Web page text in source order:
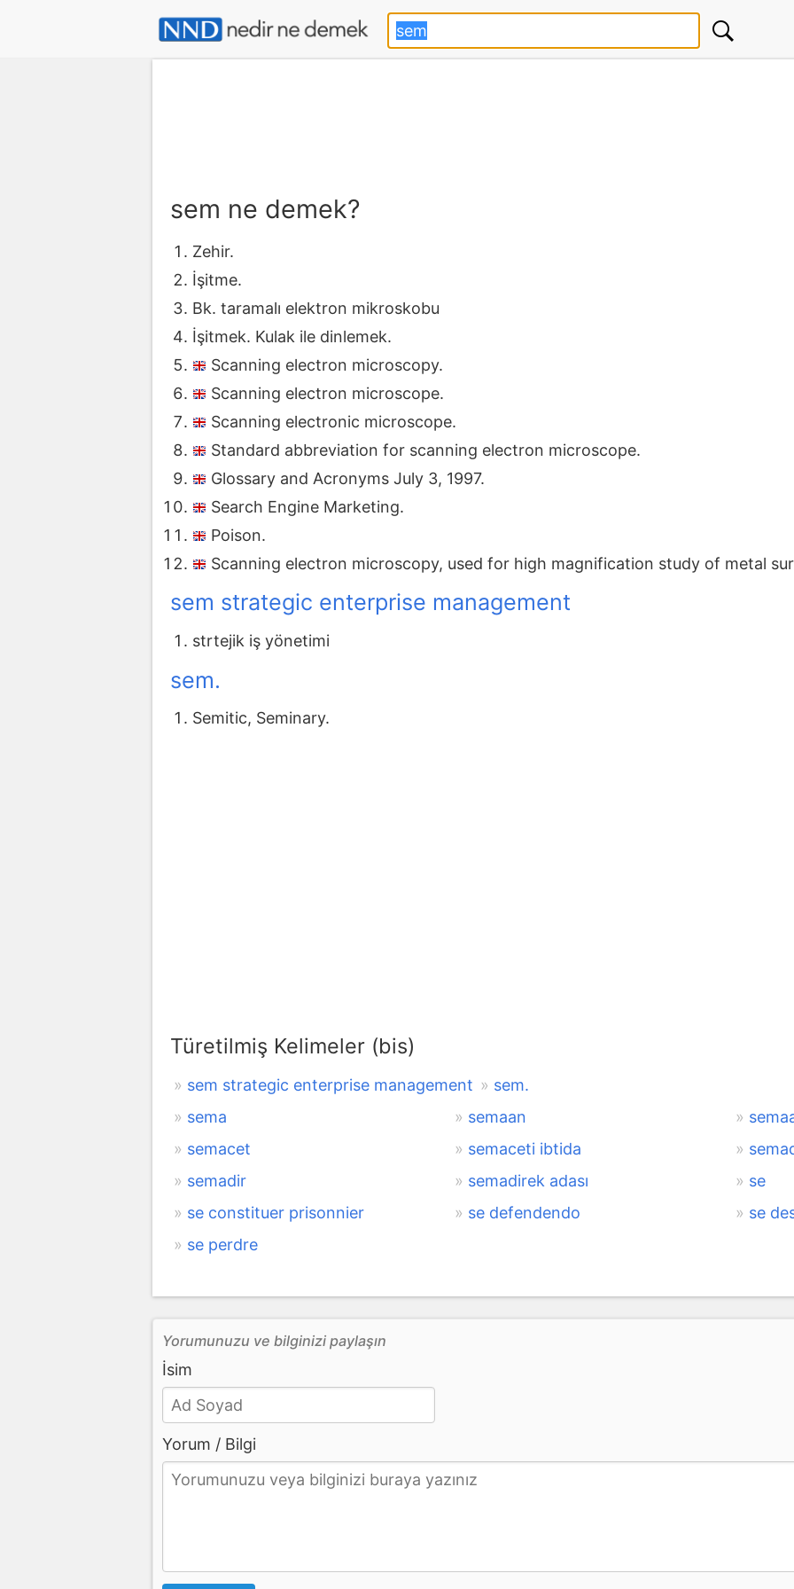
sem ne demek?
Zehir.
İşitme.
Bk. taramalı elektron mikroskobu
İşitmek. Kulak ile dinlemek.
Scanning electron microscopy.
Scanning electron microscope.
Scanning electronic microscope.
Standard abbreviation for scanning electron microscope.
Glossary and Acronyms July 3, 1997.
Search Engine Marketing.
Poison.
Scanning electron microscopy, used for high magnification study of metal
sem strategic enterprise management
strtejik iş yönetimi
sem.
Semitic, Seminary.
Türetilmiş Kelimeler (bis)
sem strategic enterprise management
sem.
sema
semaan
semacet
semaceti ibtida
semadir
semadirek adası
se
se constituer prisonnier
se defendendo
se
se perdre
Yorumunuzu ve bilginizi paylaşın
İsim
Yorum / Bilgi